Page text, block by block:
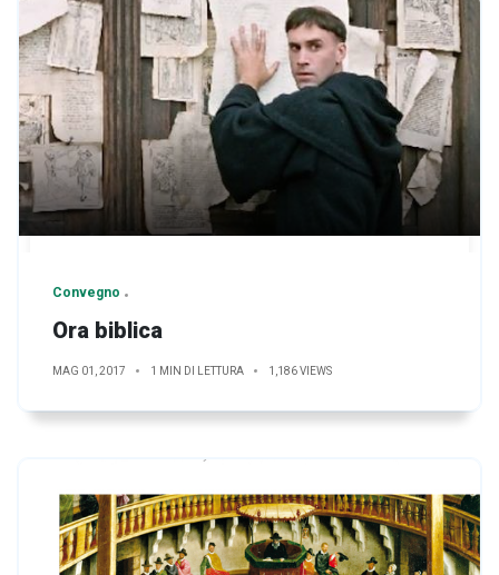
Convegno
Ora biblica
MAG 01, 2017 1 MIN DI LETTURA 1,186 VIEWS